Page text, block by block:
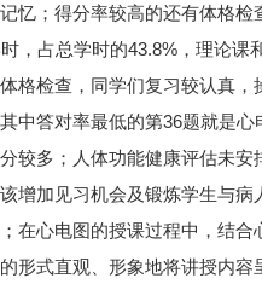
忆；得分率较高的还有体格
，占总学时的43.8%，理论
格检查，同学们复习较认真
中答对率最低的第36题就是
较多；人体功能健康评估未
增加见习机会及锻炼学生与
在心电图的授课过程中，结
形式直观、形象地将讲授内